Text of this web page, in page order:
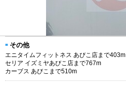
その他
エニタイムフィットネス あびこ店まで403m
セリア イズミヤあびこ店まで767m
カーブス あびこまで510m